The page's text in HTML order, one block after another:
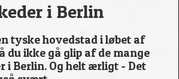
i Berlin
tyske hovedstad i løbet af
du ikke gå glip af de mange
i Berlin. Og helt ærligt - Det